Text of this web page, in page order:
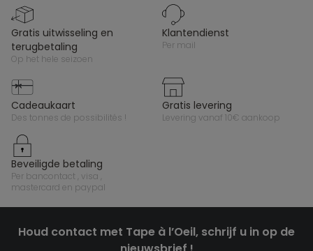
gratis uitwisseling en
terugbetaling
op het hele seizoen
klantendienst
per mail
cadeaukaart
des tonnes de possibilités !
gratis levering
levering vanaf 10€ aankoop
beveiligde betaling
per bancontact , visa ,
mastercard en paypal
Houd contact met Tape à l’Oeil, schrijf u in op de